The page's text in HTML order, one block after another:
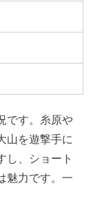
です。糸原や
山を遊撃手に
し、ショート
魅力です。一